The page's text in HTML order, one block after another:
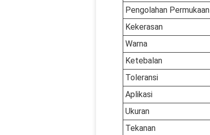
Pengolahan Permukaan
Kekerasan
Warna
Ketebalan
Toleransi
Aplikasi
Ukuran
Tekanan